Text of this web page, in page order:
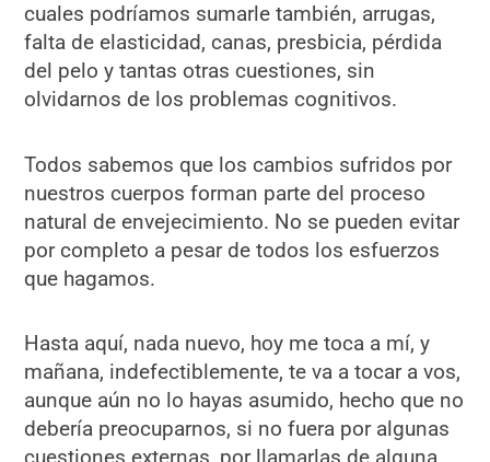
cuales podríamos sumarle también, arrugas,
falta de elasticidad, canas, presbicia, pérdida
del pelo y tantas otras cuestiones, sin
olvidarnos de los problemas cognitivos.
Todos sabemos que los cambios sufridos por
nuestros cuerpos forman parte del proceso
natural de envejecimiento. No se pueden evitar
por completo a pesar de todos los esfuerzos
que hagamos.
Hasta aquí, nada nuevo, hoy me toca a mí, y
mañana, indefectiblemente, te va a tocar a vos,
aunque aún no lo hayas asumido, hecho que no
debería preocuparnos, si no fuera por algunas
cuestiones externas, por llamarlas de alguna